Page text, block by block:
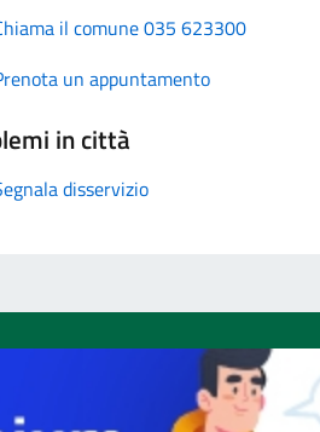
il comune 035 623300
un appuntamento
in città
disservizio